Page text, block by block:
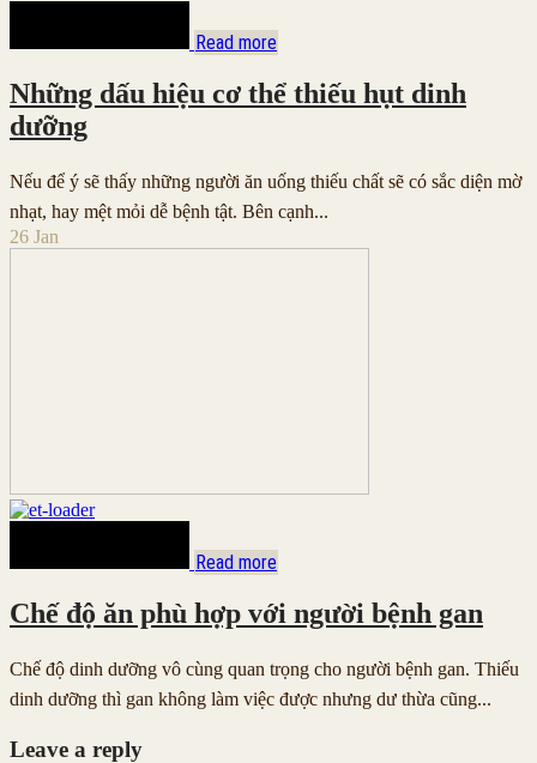
Read more
Những dấu hiệu cơ thể thiếu hụt dinh
dưỡng
Nếu để ý sẽ thấy những người ăn uống thiếu chất sẽ có sắc diện mờ
nhạt, hay mệt mỏi dễ bệnh tật. Bên cạnh...
26 Jan
Read more
Chế độ ăn phù hợp với người bệnh gan
Chế độ dinh dưỡng vô cùng quan trọng cho người bệnh gan. Thiếu
dinh dưỡng thì gan không làm việc được nhưng dư thừa cũng...
Leave a reply